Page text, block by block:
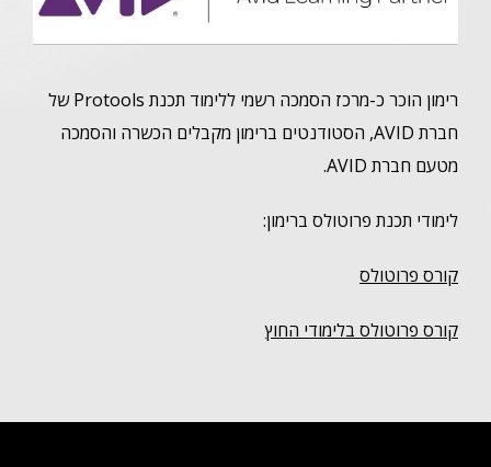
רימון הוכר כ-מרכז הסמכה רשמי ללימוד תכנת Protools של
חברת AVID, הסטודנטים ברימון מקבלים הכשרה והסמכה
מטעם חברת AVID.
לימודי תכנת פרוטולס ברימון:
קורס פרוטולס
קורס פרוטולס בלימודי החוץ